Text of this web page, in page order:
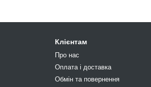
Клієнтам
Про нас
Оплата і доставка
Обмін та повернення